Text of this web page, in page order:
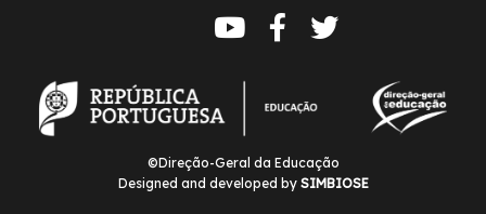
Redes
sociais
©Direção-Geral da Educação
Designed and developed by SIMBIOSE